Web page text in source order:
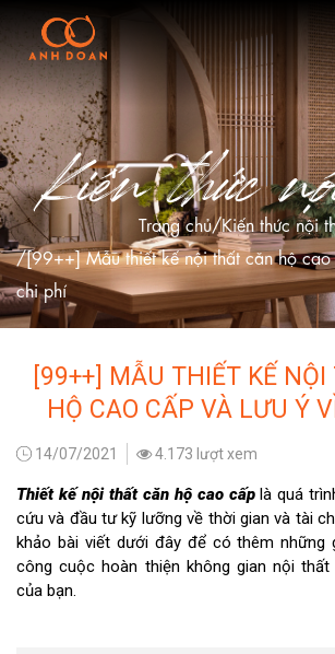
Kiến thức
Trang chủ Kiến thức nội
[99++] Mẫu thiết kế nội thất căn hộ
chi phí
[99++] MẪU THIẾT KẾ
HỘ CAO CẤP VÀ LƯU Ý
14/07/2021 4.173 lượt xem
Thiết kế nội thất căn hộ cao cấplà quá
cứu và đầu tư kỹ lưỡng về thời gian và tài
khảo bài viết dưới đây để có thêm những
công cuộc hoàn thiện không gian nội
của bạn.